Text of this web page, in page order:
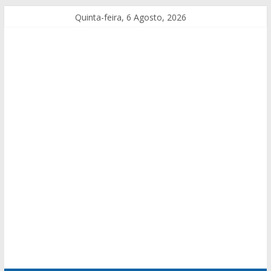
Quinta-feira, 6 Agosto, 2026